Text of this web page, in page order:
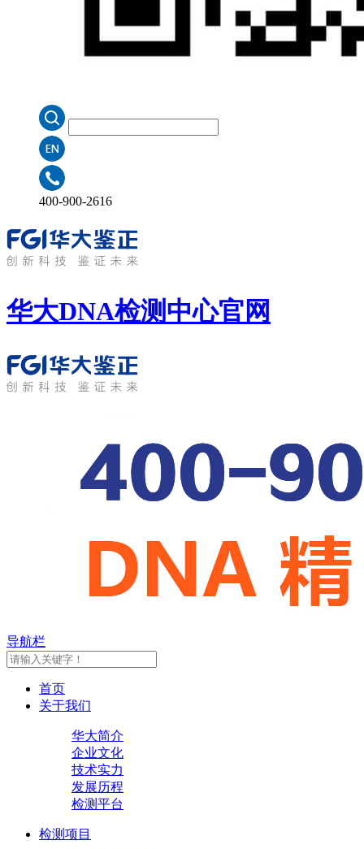
400-900-2616
华大DNA检测中心官网
导航栏
首页
关于我们
华大简介
企业文化
技术实力
发展历程
检测平台
检测项目